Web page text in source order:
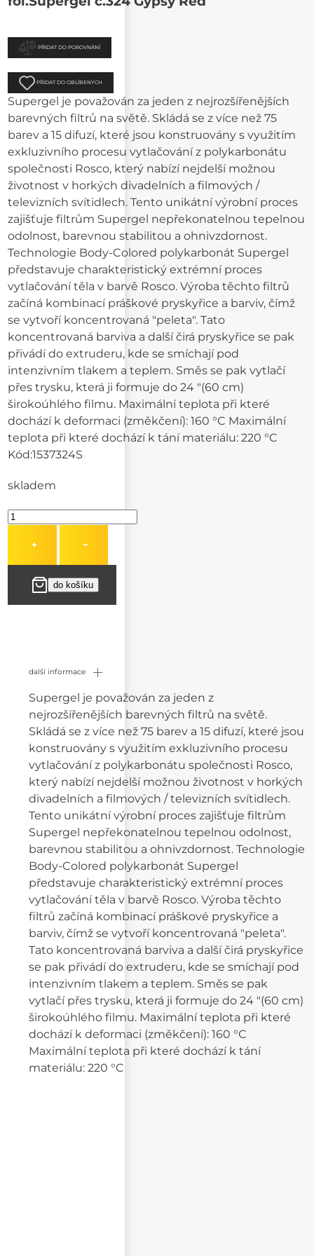
PŘIDAT DO POROVNÁNÍ
PŘIDAT DO OBLÍBENÝCH
Supergel je považován za jeden z nejrozšířenějších
barevných filtrů na světě. Skládá se z více než 75
barev a 15 difuzí, které jsou konstruovány s využitím
exkluzivního procesu vytlačování z polykarbonátu
společnosti Rosco, který nabízí nejdelší možnou
životnost v horkých divadelních a filmových /
televizních svítidlech. Tento unikátní výrobní proces
zajišťuje filtrům Supergel nepřekonatelnou tepelnou
odolnost, barevnou stabilitou a ohnivzdornost.
Technologie Body-Colored polykarbonát Supergel
představuje charakteristický extrémní proces
vytlačování těla v barvě Rosco. Výroba těchto filtrů
začíná kombinací práškové pryskyřice a barviv, čímž
se vytvoří koncentrovaná "peleta". Tato
koncentrovaná barviva a další čirá pryskyřice se pak
přivádí do extruderu, kde se smíchají pod
intenzivním tlakem a teplem. Směs se pak vytlačí
přes trysku, která ji formuje do 24 "(60 cm)
širokoúhlého filmu. Maximální teplota při které
dochází k deformaci (změkčení): 160 °C Maximální
teplota při které dochází k tání materiálu: 220 °C
Kód:1537324S
skladem
+ −
další informace
Supergel je považován za jeden z
nejrozšířenějších barevných filtrů na světě.
Skládá se z více než 75 barev a 15 difuzí, které jsou
konstruovány s využitím exkluzivního procesu
vytlačování z polykarbonátu společnosti Rosco,
který nabízí nejdelší možnou životnost v horkých
divadelních a filmových / televizních svítidlech.
Tento unikátní výrobní proces zajišťuje filtrům
Supergel nepřekonatelnou tepelnou odolnost,
barevnou stabilitou a ohnivzdornost. Technologie
Body-Colored polykarbonát Supergel
představuje charakteristický extrémní proces
vytlačování těla v barvě Rosco. Výroba těchto
filtrů začíná kombinací práškové pryskyřice a
barviv, čímž se vytvoří koncentrovaná "peleta".
Tato koncentrovaná barviva a další čirá pryskyřice
se pak přivádí do extruderu, kde se smíchají pod
intenzivním tlakem a teplem. Směs se pak
vytlačí přes trysku, která ji formuje do 24 "(60 cm)
širokoúhlého filmu. Maximální teplota při které
dochází k deformaci (změkčení): 160 °C
Maximální teplota při které dochází k tání
materiálu: 220 °C